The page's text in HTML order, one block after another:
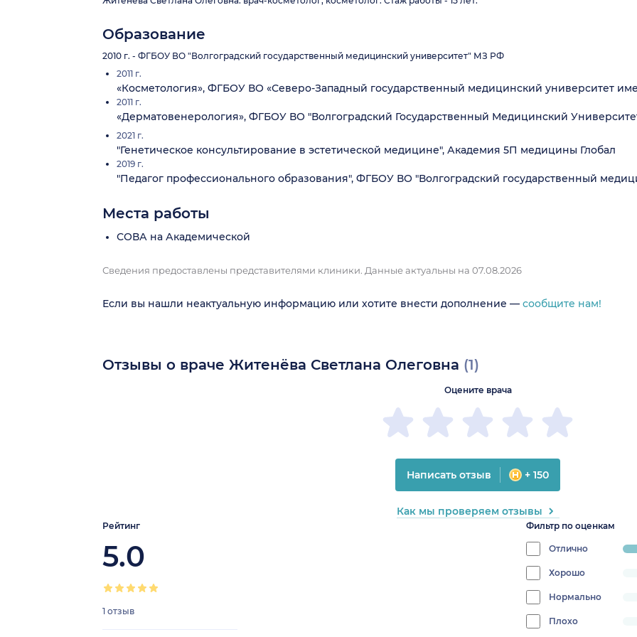
Образование
2010 г. - ФГБОУ ВО "Волгоградский государственный медицинский университет" МЗ РФ
2011 г.
«Косметология», ФГБОУ ВО «Северо-Западный государственный медицинский университет
2011 г.
«Дерматовенерология», ФГБОУ ВО "Волгоградский Государственный Медицинский
2021 г.
"Генетическое консультирование в эстетической медицине", Академия 5П медицины Глобал
2019 г.
"Педагог профессионального образования", ФГБОУ ВО "Волгоградский государственный
Места работы
СОВА на Академической
Сведения предоставлены представителями клиники. Данные актуальны на 07.08.2026
Если вы нашли неактуальную информацию или хотите внести дополнение — сообщите нам!
Отзывы о враче Житенёва Светлана Олеговна (1)
Рейтинг
5.0
1 отзыв
Фильтр по оценкам
Отлично
Хорошо
Нормально
Плохо
Оцените врача
Написать отзыв + 150
Как мы проверяем отзывы